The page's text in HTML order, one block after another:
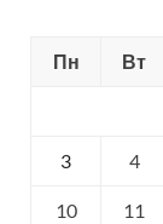
Пн
Вт
3 4
10 11